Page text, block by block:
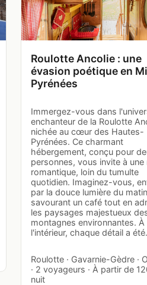
Roulotte Ancolie : une
évasion poétique en
Pyrénées
Immergez-vous dans
enchanteur de la Roulotte
nichée au cœur des Hautes-
Pyrénées. Ce charmant
hébergement, conçu pour
personnes, vous invite à une
romantique, loin du tumulte
quotidien. Imaginez-vous,
par la douce lumière du
savourant un café tout en
les paysages majestueux
montagnes environnantes. À
l'intérieur, chaque détail a
Roulotte · Gavarnie-Gèdre ·
· 2 voyageurs · À partir de
nuit